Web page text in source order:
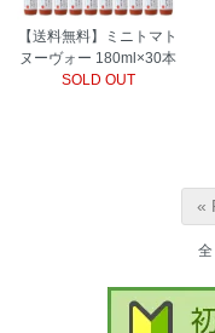
【送料無料】ミニトマト
ヌーヴォー 180ml×30本
SOLD OUT
«
全